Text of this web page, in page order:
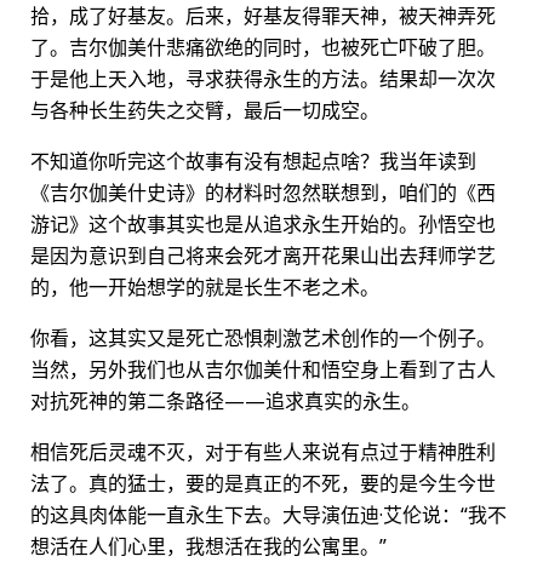
拾，成了好基友。后来，好基友得罪天神，被天神弄死
了。吉尔伽美什悲痛欲绝的同时，也被死亡吓破了胆。
于是他上天入地，寻求获得永生的方法。结果却一次次
与各种长生药失之交臂，最后一切成空。
不知道你听完这个故事有没有想起点啥？我当年读到
《吉尔伽美什史诗》的材料时忽然联想到，咱们的《西
游记》这个故事其实也是从追求永生开始的。孙悟空也
是因为意识到自己将来会死才离开花果山出去拜师学艺
的，他一开始想学的就是长生不老之术。
你看，这其实又是死亡恐惧刺激艺术创作的一个例子。
当然，另外我们也从吉尔伽美什和悟空身上看到了古人
对抗死神的第二条路径——追求真实的永生。
相信死后灵魂不灭，对于有些人来说有点过于精神胜利
法了。真的猛士，要的是真正的不死，要的是今生今世
的这具肉体能一直永生下去。大导演伍迪·艾伦说：“我不
想活在人们心里，我想活在我的公寓里。”